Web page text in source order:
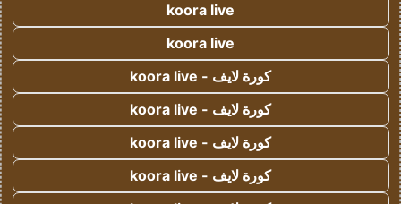
koora live
koora live
كورة لايف - koora live
كورة لايف - koora live
كورة لايف - koora live
كورة لايف - koora live